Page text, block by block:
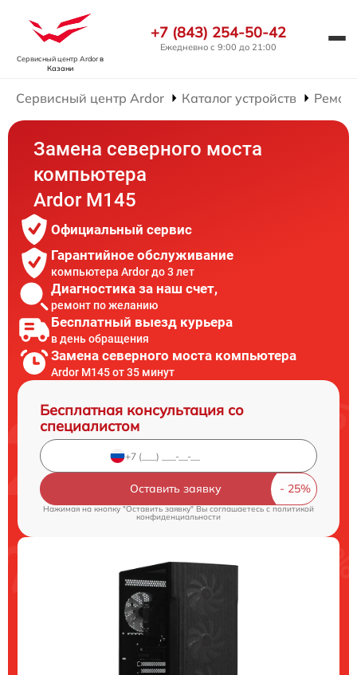
Сервисный центр Ardorв
Казани
+7 (843) 254-50-42
Ежедневно с 9:00 до 21:00
Сервисный центр Ardor Каталог устройств
Замена северного моста
компьютера
Ardor M145
Официальный сервис
Гарантийное обслуживание
компьютера Ardor до 3 лет
Диагностика за наш счет,
ремонт по желанию
Бесплатный выезд курьера
в день обращения
Замена северного моста компьютера
Ardor M145 от 35 минут
Бесплатная консультация со
специалистом
Оставить заявку
Нажимая на кнопку "Оставить заявку" Вы соглашаетесь cполитикой
конфиденциальности